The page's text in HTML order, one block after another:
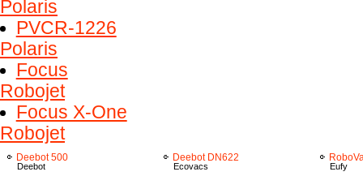
Polaris
PVCR-1226
Polaris
Focus
Robojet
Focus X-One
Robojet
Deebot 500
Deebot
Deebot DN622
Ecovacs Eufy